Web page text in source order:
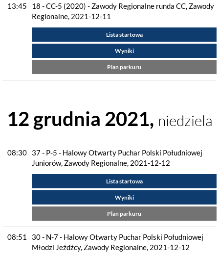
13:45
18 - CC-5 (2020) - Zawody Regionalne runda CC, Zawody
Regionalne, 2021-12-11
Lista startowa
Wyniki
Plan parkuru
12 grudnia 2021, niedziela
08:30
37 - P-5 - Halowy Otwarty Puchar Polski Południowej
Juniorów, Zawody Regionalne, 2021-12-12
Lista startowa
Wyniki
Plan parkuru
08:51
30 - N-7 - Halowy Otwarty Puchar Polski Południowej
Młodzi Jeźdźcy, Zawody Regionalne, 2021-12-12